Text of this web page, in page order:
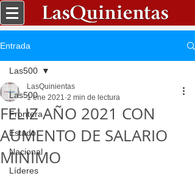
Entrada
Las500
Frontera
Estado
Nacional
Líderes
Las500
FELIZ AÑO 2021 CON
AUMENTO DE SALARIO
MINIMO
LasQuinientas
1 ene 2021 2 min de lectura